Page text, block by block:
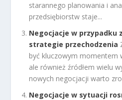
starannego planowania i
przedsiębiorstw staje...
Negocjacje w przypadku
strategie przechodzenia
być kluczowym momentem
ale również źródłem wielu
nowych negocjacji warto
Negocjacje w sytuacji